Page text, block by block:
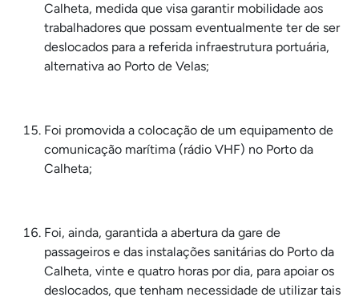
Calheta, medida que visa garantir mobilidade aos
trabalhadores que possam eventualmente ter de ser
deslocados para a referida infraestrutura portuária,
alternativa ao Porto de Velas;
Foi promovida a colocação de um equipamento de
comunicação marítima (rádio VHF) no Porto da
Calheta;
Foi, ainda, garantida a abertura da gare de
passageiros e das instalações sanitárias do Porto da
Calheta, vinte e quatro horas por dia, para apoiar os
deslocados, que tenham necessidade de utilizar tais